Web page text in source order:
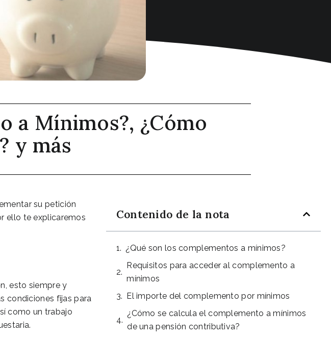
a Mínimos?, ¿Cómo
y más
su petición
ello te explicaremos
esto siempre y
condiciones fijas para
como un trabajo
Contenido de la nota
¿Qué son los complementos a mínimos?
Requisitos para acceder al complemento a
mínimos
El importe del complemento por mínimos
¿Cómo se calcula el complemento a mínimos
de una pensión contributiva?